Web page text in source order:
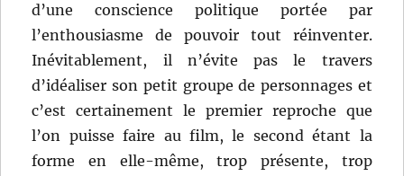
d’une conscience politique portée par
l’enthousiasme de pouvoir tout réinventer.
Inévitablement, il n’évite pas le travers
d’idéaliser son petit groupe de personnages et
c’est certainement le premier reproche que
l’on puisse faire au film, le second étant la
forme en elle-même, trop présente, trop